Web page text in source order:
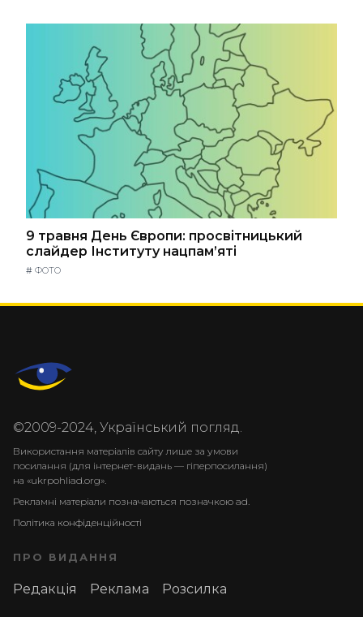
9 травня День Європи: просвітницький
слайдер Інституту нацпам’яті
# ФОТО
©2009-2024, Український погляд.
Використання матеріалів сайту лише за умови
посилання (для інтернет-видань — гіперпосилання)
на «ukrpohliad.org».
Рекламні матеріали позначаються позначкою ad.
Політика конфіденційності
ПРО ВИДАННЯ
Редакція Реклама Розсилка